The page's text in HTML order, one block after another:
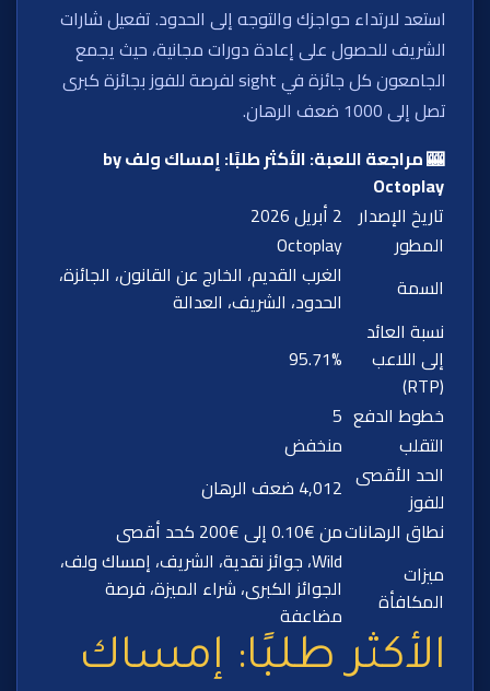
استعد لارتداء حواجزك والتوجه إلى الحدود. تفعيل شارات
الشريف للحصول على إعادة دورات مجانية، حيث يجمع
الجامعون كل جائزة في sight لفرصة للفوز بجائزة كبرى
تصل إلى 1000 ضعف الرهان.
🎰 مراجعة اللعبة: الأكثر طلبًا: إمساك ولف by
Octoplay
تاريخ الإصدار 2 أبريل 2026
المطور
Octoplay
السمة
الغرب القديم، الخارج عن القانون، الجائزة،
الحدود، الشريف، العدالة
نسبة العائد
إلى اللاعب
(RTP)
95.71%
خطوط الدفع 5
التقلب
منخفض
الحد الأقصى
للفوز
4,012 ضعف الرهان
نطاق الرهاناتمن €0.10 إلى €200 كحد أقصى
ميزات
المكافأة
Wild، جوائز نقدية، الشريف، إمساك ولف،
الجوائز الكبرى، شراء الميزة، فرصة
مضاعفة
الأكثر طلبًا: إمساك